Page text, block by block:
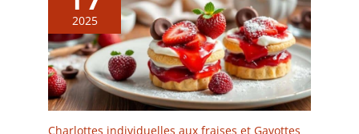
le jardin, la terrasse, le
balcon, les fêtes –
Convient également pour
la restauration, le café
glacé et la restauration
2025
Charlottes individuelles aux fraises et Gavottes